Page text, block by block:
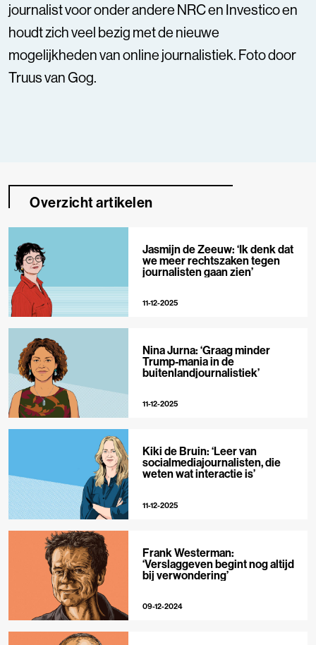
journalist voor onder andere NRC en Investico en
houdt zich veel bezig met de nieuwe
mogelijkheden van online journalistiek. Foto door
Truus van Gog.
Overzicht artikelen
Jasmijn de Zeeuw: ‘Ik denk dat
we meer rechtszaken tegen
journalisten gaan zien’
11-12-2025
Nina Jurna: ‘Graag minder
Trump-mania in de
buitenlandjournalistiek’
11-12-2025
Kiki de Bruin: ‘Leer van
socialmediajournalisten, die
weten wat interactie is’
11-12-2025
Frank Westerman:
‘Verslaggeven begint nog altijd
bij verwondering’
09-12-2024